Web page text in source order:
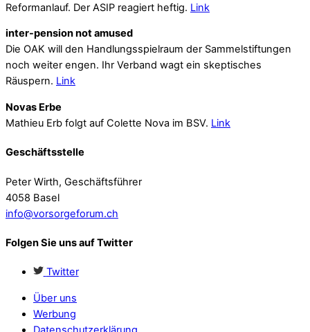
Reformanlauf. Der ASIP reagiert heftig. Link
inter-pension not amused
Die OAK will den Handlungsspielraum der Sammelstiftungen
noch weiter engen. Ihr Verband wagt ein skeptisches
Räuspern. Link
Novas Erbe
Mathieu Erb folgt auf Colette Nova im BSV. Link
Geschäftsstelle
Peter Wirth, Geschäftsführer
4058 Basel
info@vorsorgeforum.ch
Folgen Sie uns auf Twitter
Twitter
Über uns
Werbung